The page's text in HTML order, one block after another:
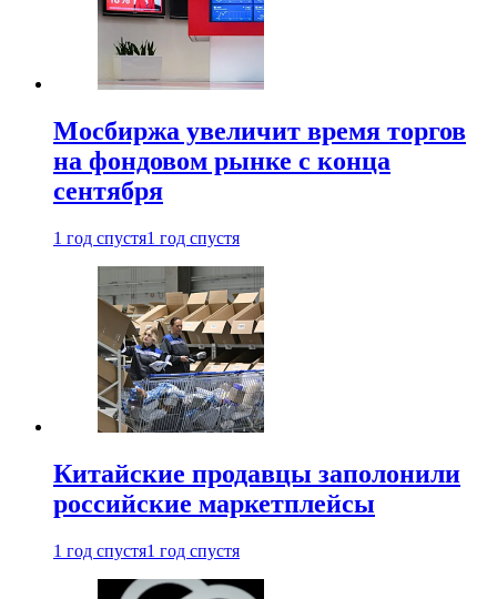
Мосбиржа увеличит время торгов
на фондовом рынке с конца
сентября
1 год спустя1 год спустя
Китайские продавцы заполонили
российские маркетплейсы
1 год спустя1 год спустя